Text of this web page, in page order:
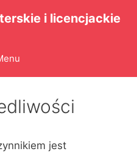
i licencjackie
jest